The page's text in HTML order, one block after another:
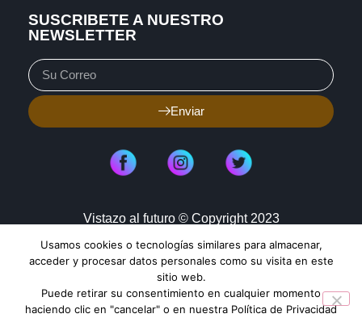
SUSCRIBETE A NUESTRO
NEWSLETTER
Enviar
Vistazo al futuro © Copyright 2023
Aviso de Privacidad
Política de Cookies
Mapa de Sitio
Usamos cookies o tecnologías similares para almacenar,
acceder y procesar datos personales como su visita en este
sitio web.
Puede retirar su consentimiento en cualquier momento
haciendo clic en "cancelar" o en nuestra Política de Privacidad